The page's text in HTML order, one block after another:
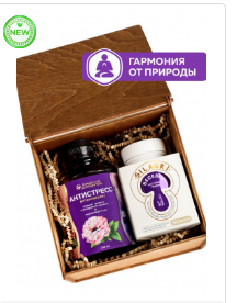
28.10.2024
доставку,
пипетки.
первый заказ,
по результатам. Бог